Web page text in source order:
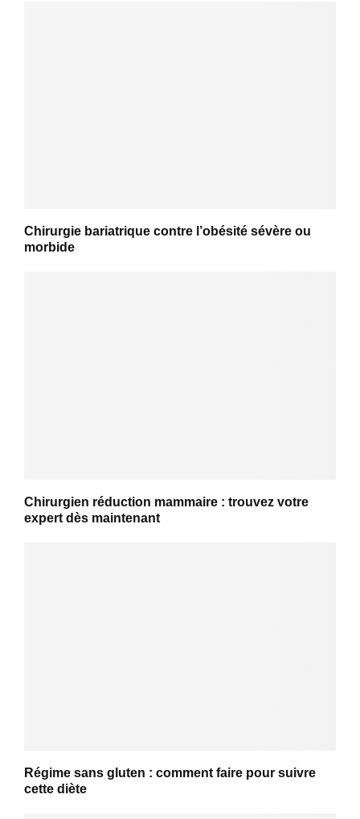
Chirurgie bariatrique contre l’obésité sévère ou
morbide
Chirurgien réduction mammaire : trouvez votre
expert dès maintenant
Régime sans gluten : comment faire pour suivre
cette diète